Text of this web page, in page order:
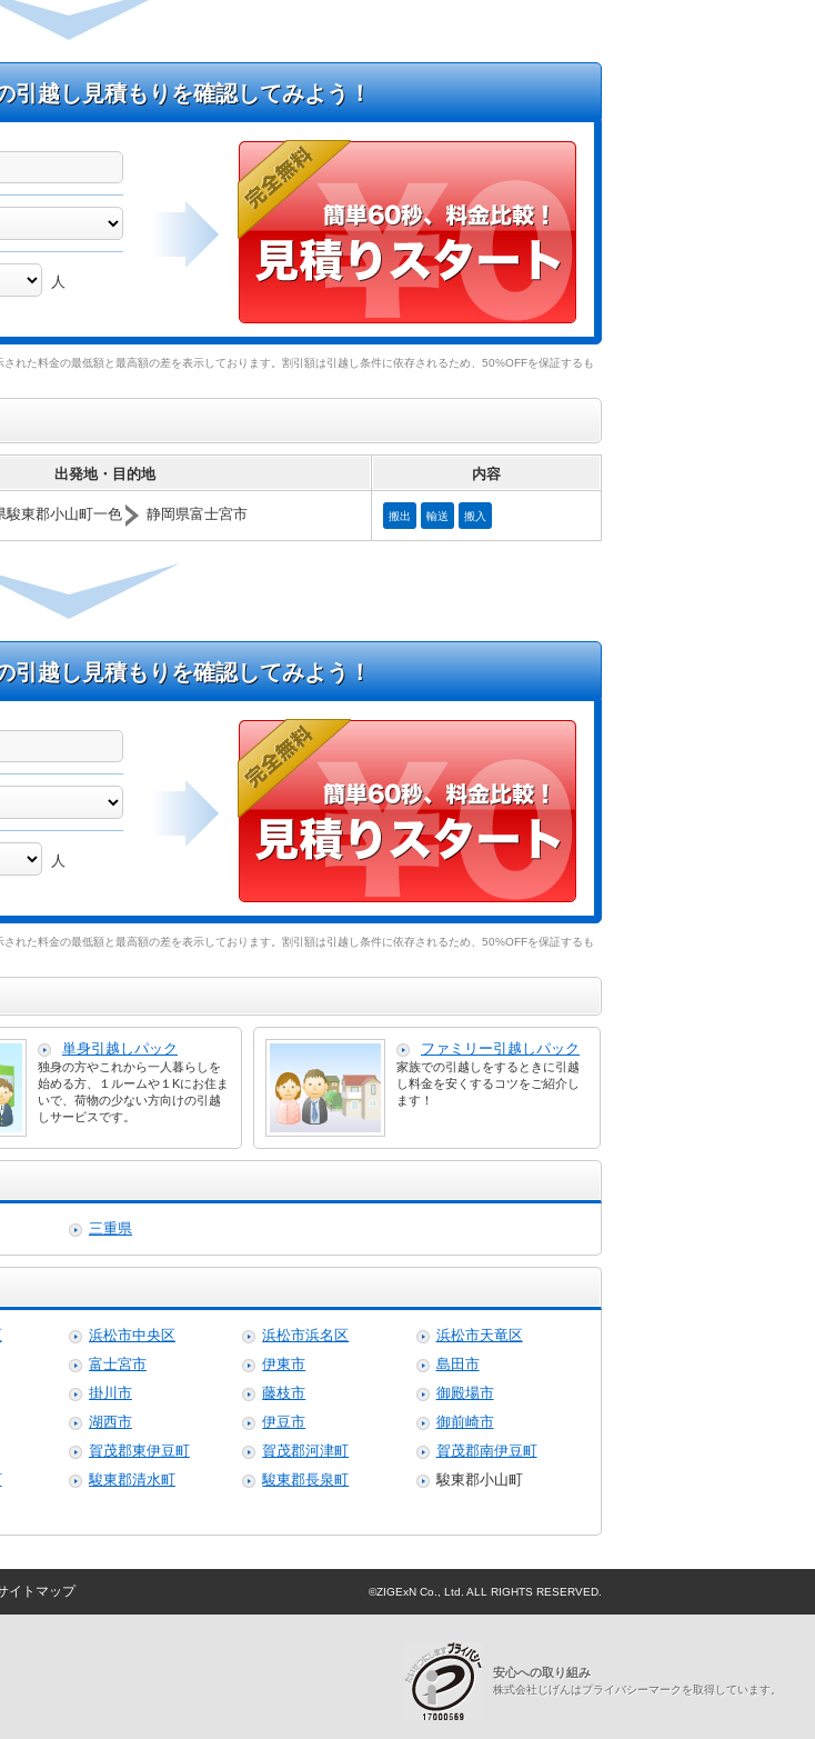
引越し見積もりを確認してみよう！
人
た料金の最低額と最高額の差を表示しております。割引額は引越し条件に依存されるため、50%OFFを保証するも
出発地・目的地 内容
駿東郡小山町一色 静岡県富士宮市 搬出 輸送 搬入
引越し見積もりを確認してみよう！
人
た料金の最低額と最高額の差を表示しております。割引額は引越し条件に依存されるため、50%OFFを保証するも
単身引越しパック
独身の方やこれから一人暮らしを
始める方、１ルームや１Kにお住ま
いで、荷物の少ない方向けの引越
しサービスです。
ファミリー引越しパック
家族での引越しをするときに引越
し料金を安くするコツをご紹介し
ます！
三重県
浜松市中央区 浜松市浜名区
浜松市天竜区
富士宮市 伊東市
島田市
掛川市 藤枝市
御殿場市
湖西市 伊豆市
御前崎市
賀茂郡東伊豆町 賀茂郡河津町
賀茂郡南伊豆町
駿東郡清水町 駿東郡長泉町
駿東郡小山町
イトマップ ©ZIGExN Co., Ltd. ALL RIGHTS RESERVED.
安心への取り組み
株式会社じげんはプライバシーマークを取得しています。